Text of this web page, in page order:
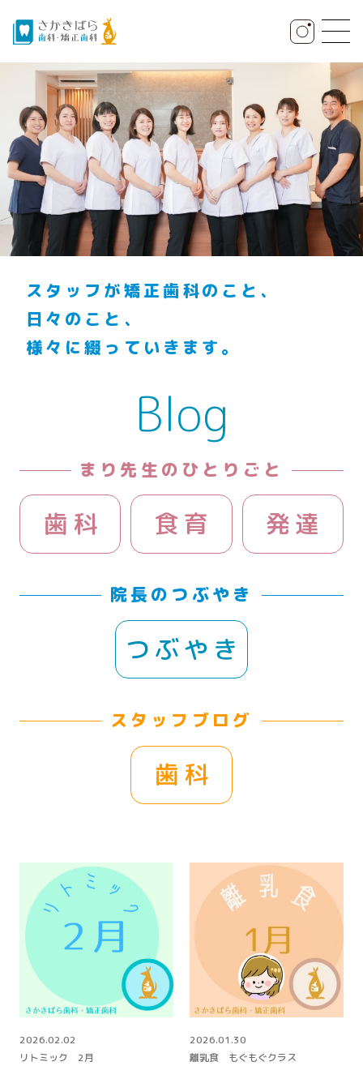
スタッフが矯正歯科のこと、
日々のこと、
様々に綴っていきます。
Blog
まり先生のひとりごと
歯科 食育 発達
院長のつぶやき
つぶやき
スタッフブログ
歯科
2026.02.02
リトミック 2月
2026.01.30
離乳食 もぐもぐクラス